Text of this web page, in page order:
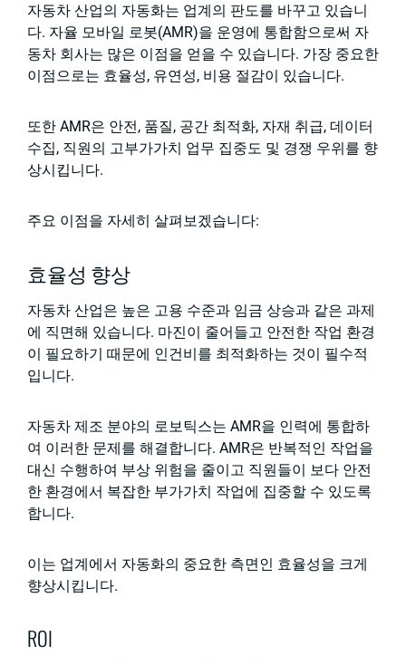
자동차 산업의 자동화는 업계의 판도를 바꾸고 있습니
다. 자율 모바일 로봇(AMR)을 운영에 통합함으로써 자
동차 회사는 많은 이점을 얻을 수 있습니다. 가장 중요한
이점으로는 효율성, 유연성, 비용 절감이 있습니다.
또한 AMR은 안전, 품질, 공간 최적화, 자재 취급, 데이터
수집, 직원의 고부가가치 업무 집중도 및 경쟁 우위를 향
상시킵니다.
주요 이점을 자세히 살펴보겠습니다:
효율성 향상
자동차 산업은 높은 고용 수준과 임금 상승과 같은 과제
에 직면해 있습니다. 마진이 줄어들고 안전한 작업 환경
이 필요하기 때문에 인건비를 최적화하는 것이 필수적
입니다.
자동차 제조 분야의 로보틱스는 AMR을 인력에 통합하
여 이러한 문제를 해결합니다. AMR은 반복적인 작업을
대신 수행하여 부상 위험을 줄이고 직원들이 보다 안전
한 환경에서 복잡한 부가가치 작업에 집중할 수 있도록
합니다.
이는 업계에서 자동화의 중요한 측면인 효율성을 크게
향상시킵니다.
ROI